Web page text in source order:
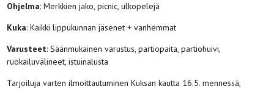
Ohjelma: Merkkien jako, picnic, ulkopelejä
Kuka: Kaikki lippukunnan jäsenet + vanhemmat
Varusteet: Säänmukainen varustus, partiopaita, partiohuivi,
ruokailuvälineet, istuinalusta
Tarjoiluja varten ilmoittautuminen Kuksan kautta 16.5. mennessä,